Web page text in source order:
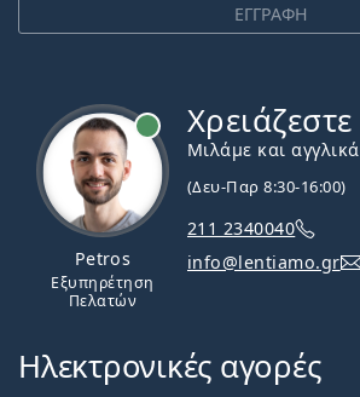
ΕΓΓΡΑΦΗ
Petros
Εξυπηρέτηση
Πελατών
Μιλάμε και αγγλικά
(Δευ-Παρ 8:30-16:00)
211 2340040
info@lentiamo.gr
Ηλεκτρονικές αγορές